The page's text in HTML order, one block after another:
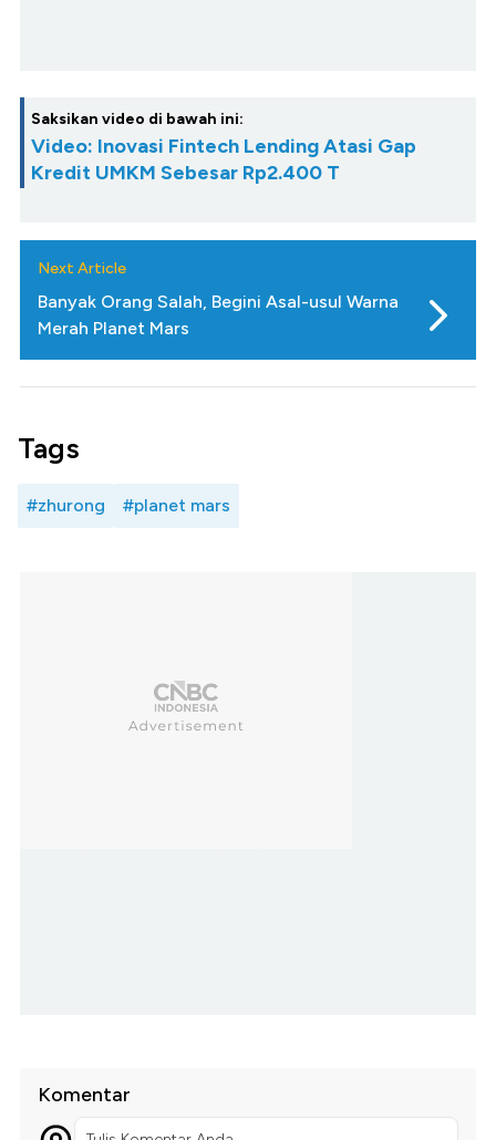
Saksikan video di bawah ini:
Video: Inovasi Fintech Lending Atasi Gap
Kredit UMKM Sebesar Rp2.400 T
Next Article
Banyak Orang Salah, Begini Asal-usul Warna
Merah Planet Mars
Tags
#zhurong #planet mars
Komentar